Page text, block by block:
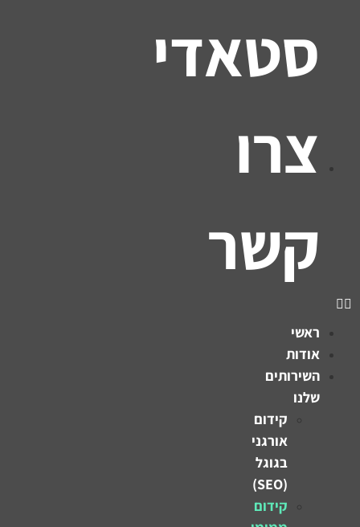
סטאדי
צרו
קשר
ראשי
אודות
השירותים
שלנו
קידום
אורגני
בגוגל
(SEO)
קידום